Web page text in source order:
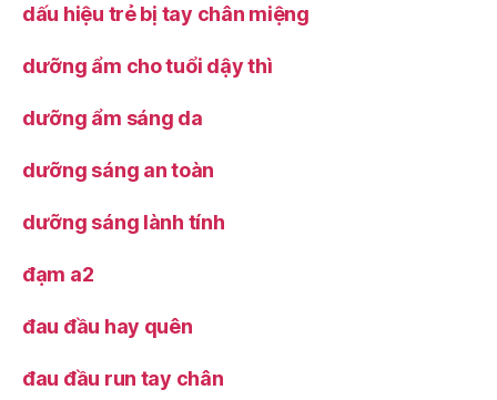
dấu hiệu trẻ bị tay chân miệng
dưỡng ẩm cho tuổi dậy thì
dưỡng ẩm sáng da
dưỡng sáng an toàn
dưỡng sáng lành tính
đạm a2
đau đầu hay quên
đau đầu run tay chân